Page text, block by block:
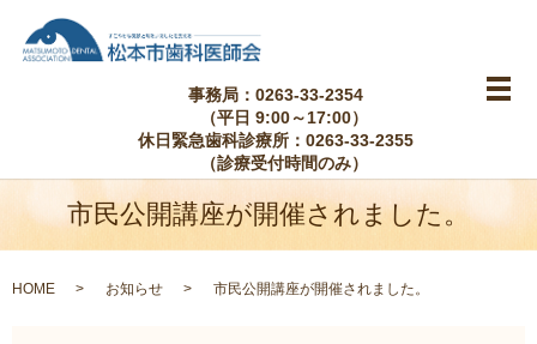
事務局：0263-33-2354
（平日 9:00～17:00）
休日緊急歯科診療所：0263-33-2355
（診療受付時間のみ）
メ
市民公開講座が開催されました。
HOME お知らせ 市民公開講座が開催されました。